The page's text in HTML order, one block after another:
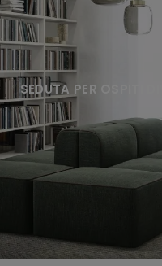
SEDUTA PER OSPITI